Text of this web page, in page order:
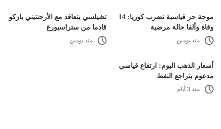
موجة حر قياسية تضرب كوريا: 14
وفاة وألفا حالة مرضية
منذ يومين
تشيلسي يتعاقد مع الأرجنتيني باركو
قادما من ستراسبورغ
منذ يومين
أسعار الذهب اليوم: ارتفاع قياسي
مدعوم بتراجع النفط
منذ 3 أيام